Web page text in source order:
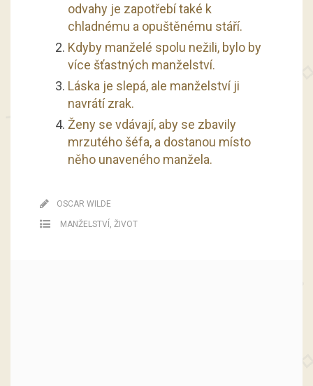
odvahy je zapotřebí také k
chladnému a opuštěnému stáří.
Kdyby manželé spolu nežili, bylo by
více šťastných manželství.
Láska je slepá, ale manželství ji
navrátí zrak.
Ženy se vdávají, aby se zbavily
mrzutého šéfa, a dostanou místo
něho unaveného manžela.
OSCAR WILDE
MANŽELSTVÍ, ŽIVOT